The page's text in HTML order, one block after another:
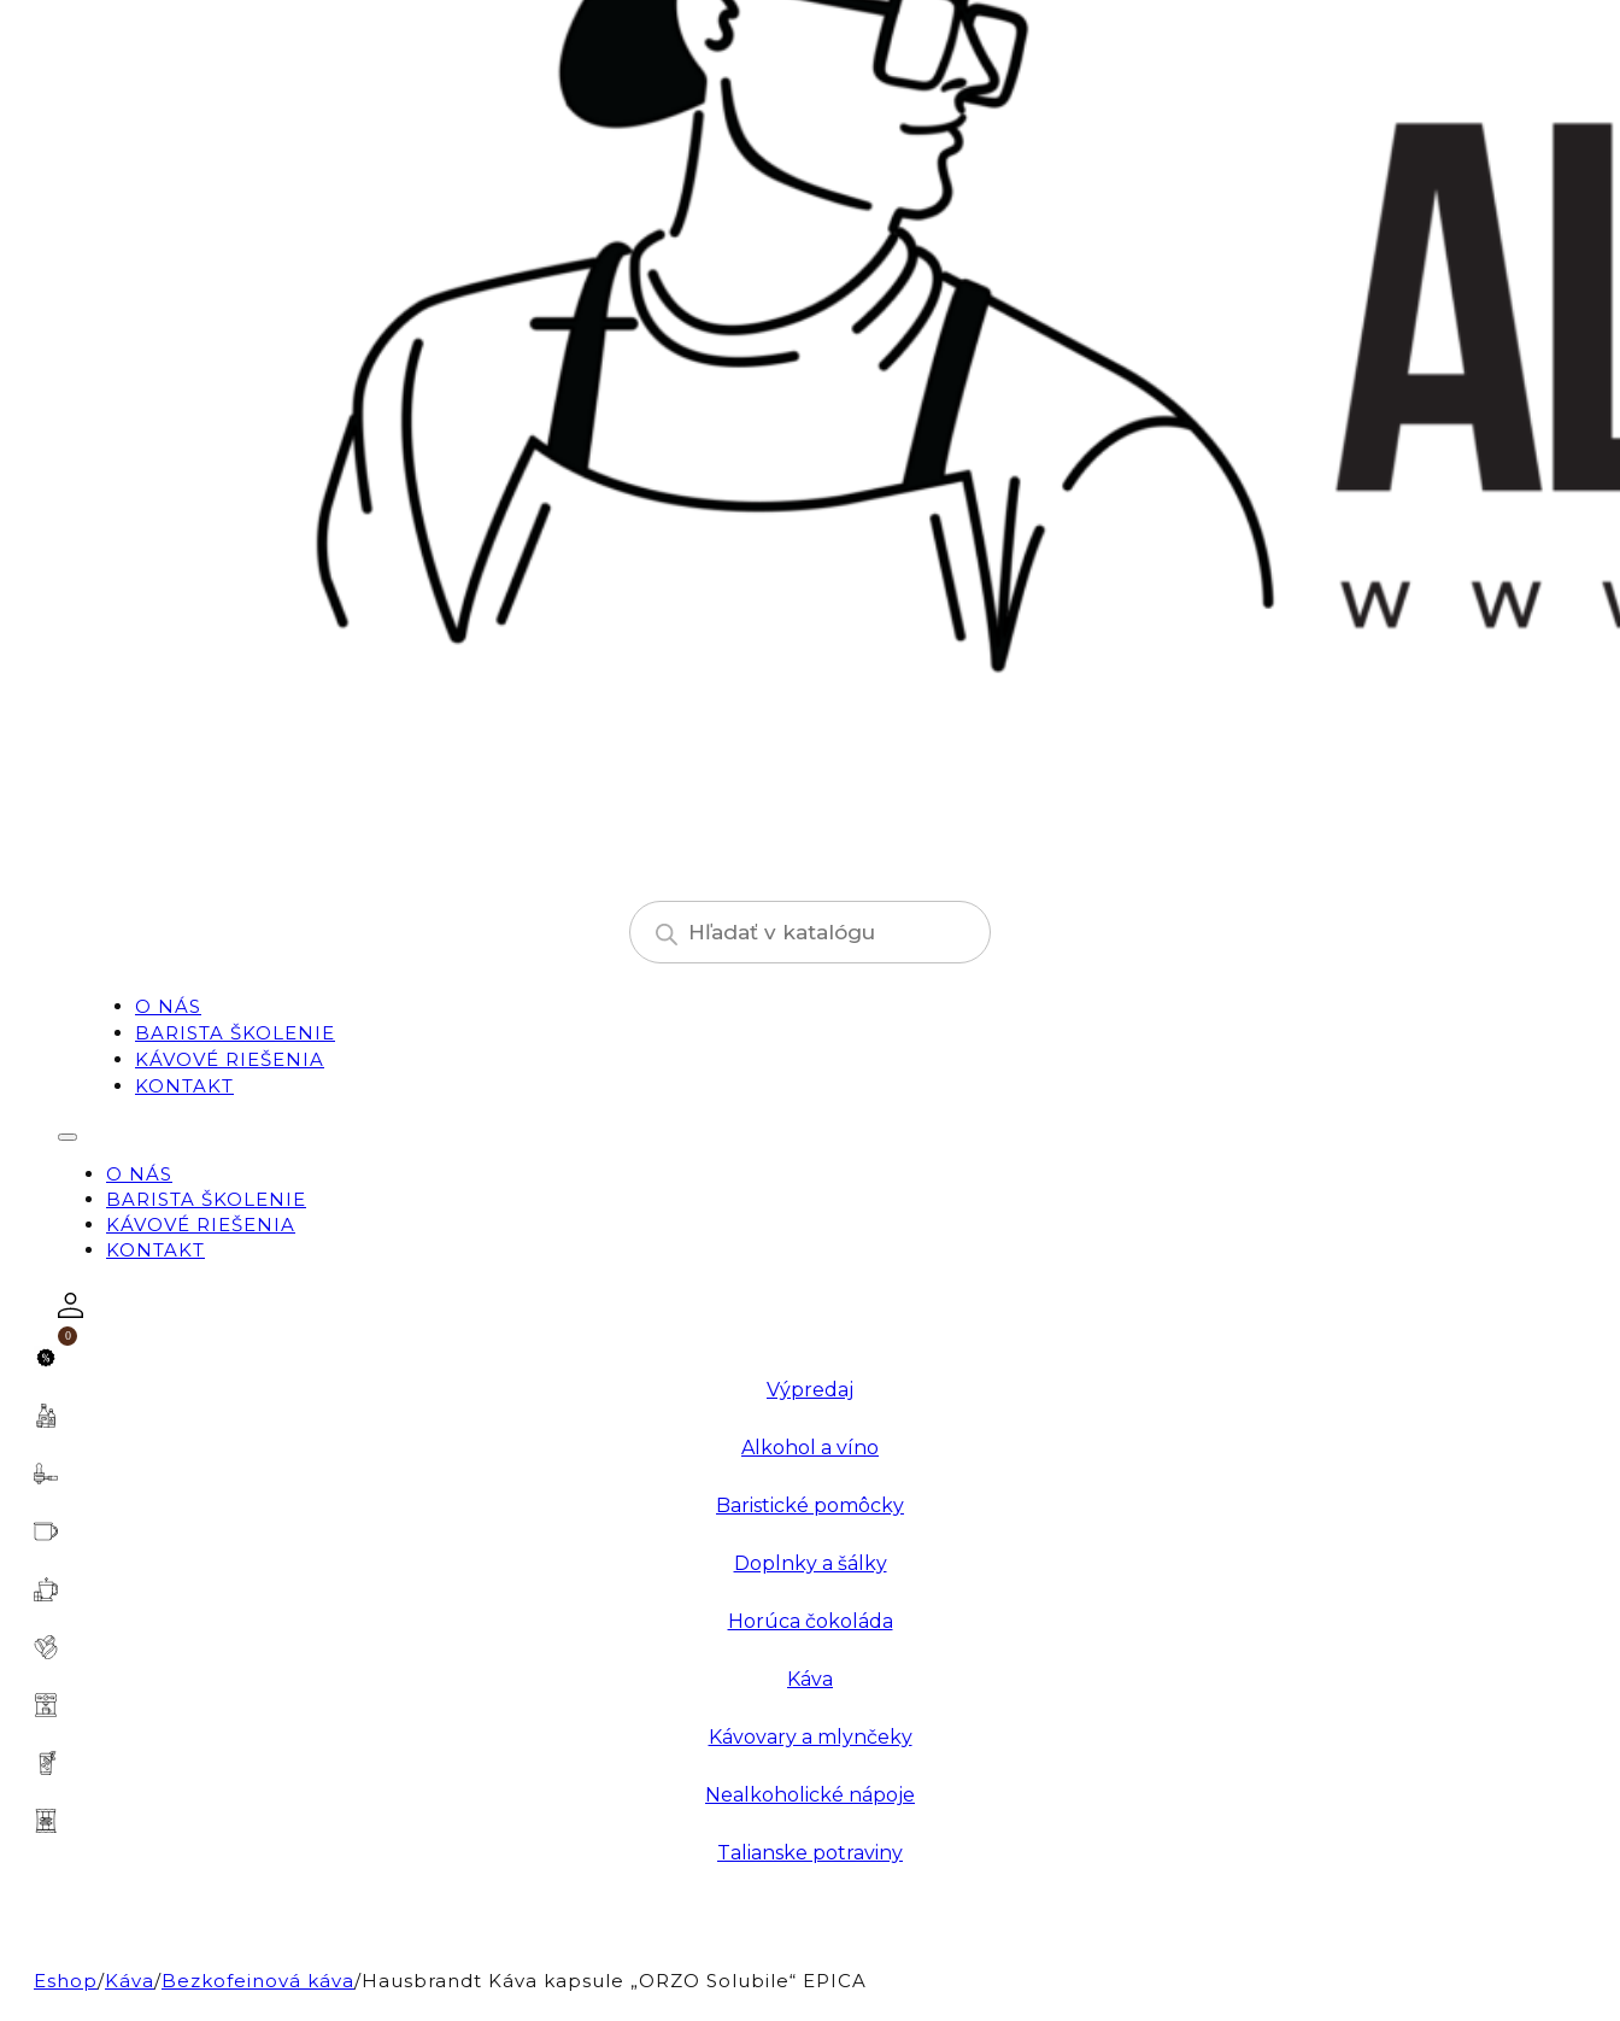
Products
search
O NÁS
BARISTA ŠKOLENIE
KÁVOVÉ RIEŠENIA
KONTAKT
O NÁS
BARISTA ŠKOLENIE
KÁVOVÉ RIEŠENIA
KONTAKT
0
Výpredaj
Alkohol a víno
Baristické pomôcky
Doplnky a šálky
Horúca čokoláda
Káva
Kávovary a mlynčeky
Nealkoholické nápoje
Talianske potraviny
Eshop/Káva/Bezkofeinová káva/Hausbrandt Káva kapsule „ORZO Solubile“ EPICA